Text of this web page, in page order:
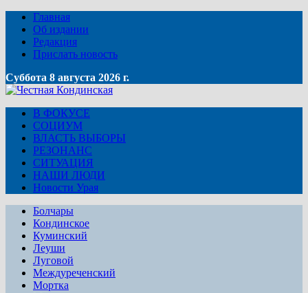
Главная
Об издании
Редакция
Прислать новость
Суббота 8 августа 2026 г.
В ФОКУСЕ
СОЦИУМ
ВЛАСТЬ ВЫБОРЫ
РЕЗОНАНС
СИТУАЦИЯ
НАШИ ЛЮДИ
Новости Урая
Болчары
Кондинское
Куминский
Леуши
Луговой
Междуреченский
Мортка